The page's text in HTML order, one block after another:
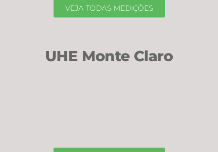
VEJA TODAS MEDIÇÕES
UHE Monte Claro